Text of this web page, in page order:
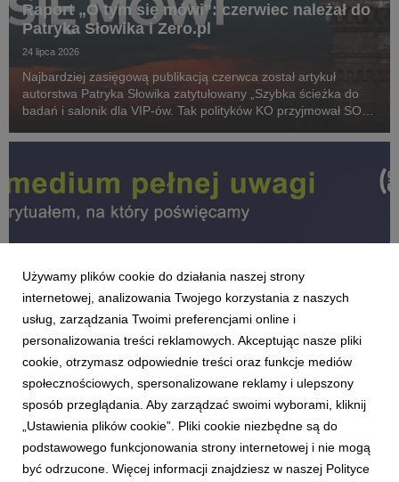
Raport „O tym się mówi”: czerwiec należał do
Patryka Słowika i Zero.pl
24 lipca 2026
Najbardziej zasięgową publikacją czerwca został artykuł
autorstwa Patryka Słowika zatytułowany „Szybka ścieżka do
badań i salonik dla VIP-ów. Tak polityków KO przyjmował SOR
dziennikarza zajęły aż cztery z pi...
AKTUALNOŚCI
Zwyczaje słuchania podcastów w 2025 roku
[RAPORT cz. 3]
16 lipca 2026
Polacy coraz częściej sięgają po trzy lub więcej podcastów. Są
też coraz bardziej otwarci na dłuższe formy przekazu i
Używamy plików cookie do działania naszej strony
internetowej, analizowania Twojego korzystania z naszych
usług, zarządzania Twoimi preferencjami online i
personalizowania treści reklamowych. Akceptując nasze pliki
cookie, otrzymasz odpowiednie treści oraz funkcje mediów
społecznościowych, spersonalizowane reklamy i ulepszony
sposób przeglądania. Aby zarządzać swoimi wyborami, kliknij
„Ustawienia plików cookie”. Pliki cookie niezbędne są do
podstawowego funkcjonowania strony internetowej i nie mogą
być odrzucone. Więcej informacji znajdziesz w naszej Polityce